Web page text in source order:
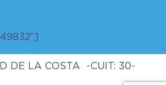
DE LA COSTA -CUIT: 30-